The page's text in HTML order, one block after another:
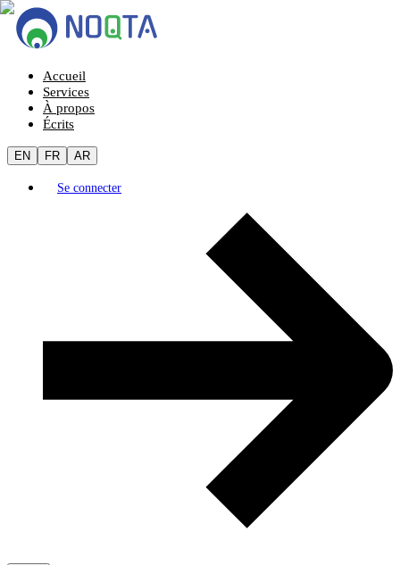
Accueil
Services
À propos
Écrits
EN FR AR
Se connecter